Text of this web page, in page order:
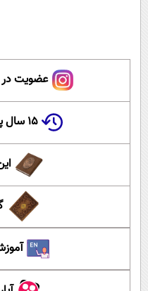
عضویت در
۱۵ سال پیش در چنین روزی